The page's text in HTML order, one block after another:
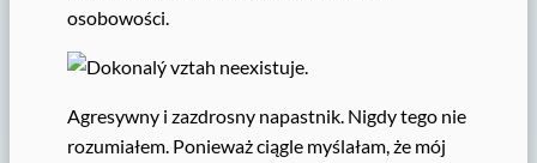
osobowości.
Agresywny i zazdrosny napastnik. Nigdy tego nie
rozumiałem. Ponieważ ciągle myślałam, że mój